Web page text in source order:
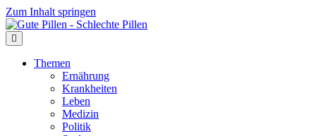
Zum Inhalt springen
Themen
Ernährung
Krankheiten
Leben
Medizin
Politik